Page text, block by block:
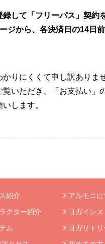
して「フリーパス」契約
ジから、各決済日の14日
りにくくて申し訳ありま
覧いただき、「お支払い」
します。
紹介
クター紹介
ム
アルモニ
ヨガイン
ヨガリトリ